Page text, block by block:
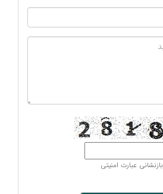
بازنشانی عبارت امنیتی